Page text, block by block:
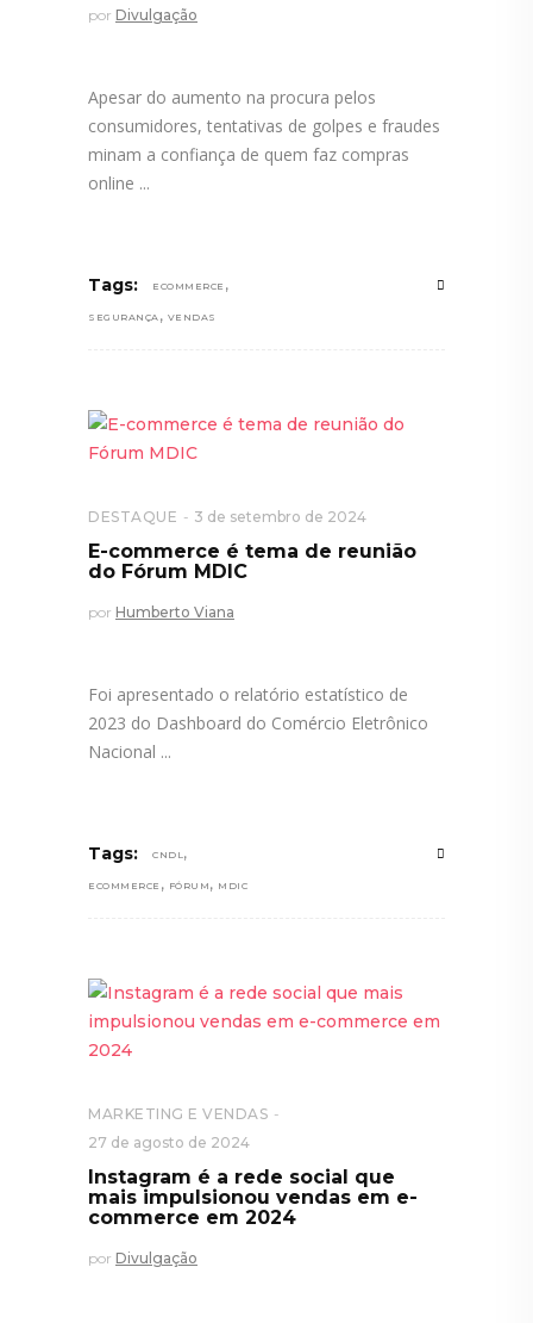
por Divulgação
Apesar do aumento na procura pelos
consumidores, tentativas de golpes e fraudes
minam a confiança de quem faz compras
online
Tags: ECOMMERCE ,
SEGURANÇA , VENDAS
DESTAQUE 3 de setembro de 2024
E-commerce é tema de reunião
do Fórum MDIC
por Humberto Viana
Foi apresentado o relatório estatístico de
2023 do Dashboard do Comércio Eletrônico
Nacional
Tags: CNDL,
ECOMMERCE , FÓRUM , MDIC
MARKETING E VENDAS
27 de agosto de 2024
Instagram é a rede social que
mais impulsionou vendas em e-
commerce em 2024
por Divulgação